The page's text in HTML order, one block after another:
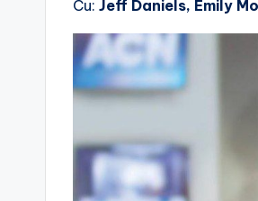
Cu: Jeff Daniels, Emily